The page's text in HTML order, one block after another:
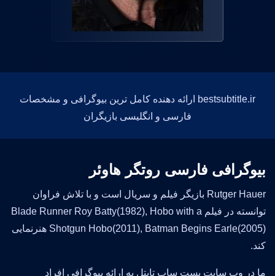
bestsubtitle.ir ارائه دهنده کامل ترین بیوگرافی و مشخصات
فارسی و انگلیسی بازیگران
بیوگرافی فارسی روتگر هاوئر
Rutger Hauer بازیگر فیلم و سریال است و با تلاش فراوان
توانسته در فیلم Blade Runner Roy Batty(1982), Hobo with a
Shotgun Hobo(2011), Batman Begins Earle(2005) هنرنمایی
کند.
ما در وب سایت بست ساب تایتل به ارائه بیوگرافی افراد